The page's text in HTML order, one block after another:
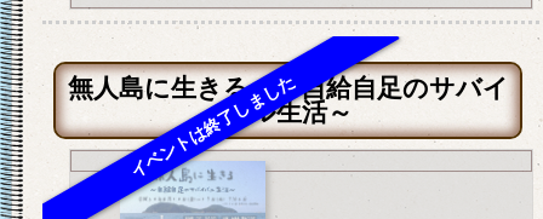
無人島に生きる ～自給自足のサバイ
バル生活～